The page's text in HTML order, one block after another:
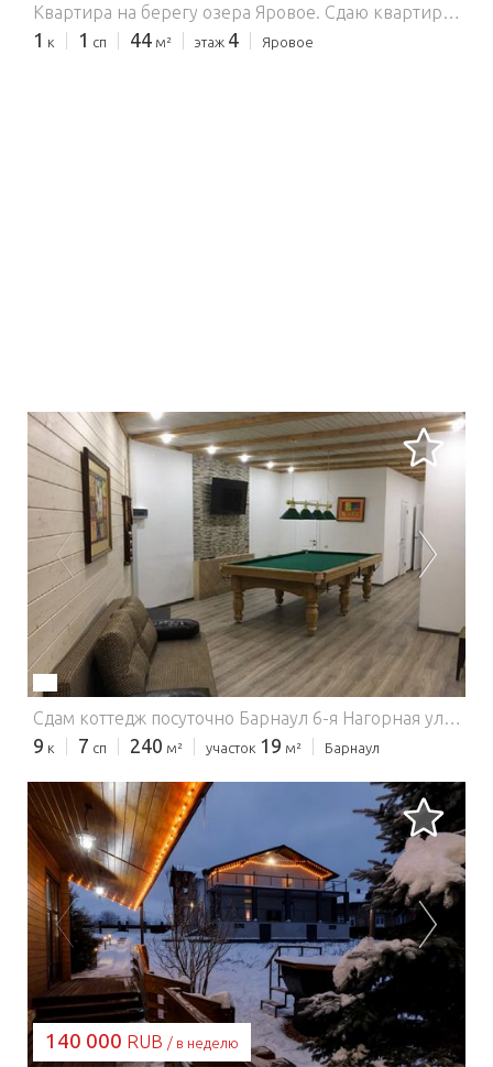
Квартира на берегу озера Яровое. Сдаю квартиру со всеми удобствами на берегу озера Яровое, включая кондиционер. До 6 человек. Дети с 5 лет. Цены по летним месяцам уточняйте.
1 к 1 сп 44 м² этаж 4 Яровое
ЗАГРУЗКА...
Сдам коттедж посуточно Барнаул 6-я Нагорная улица, ​Центральный район.
9 к 7 сп 240 м² участок 19 м² Барнаул
ЗАГРУЗКА...
140 000 RUB / в неделю